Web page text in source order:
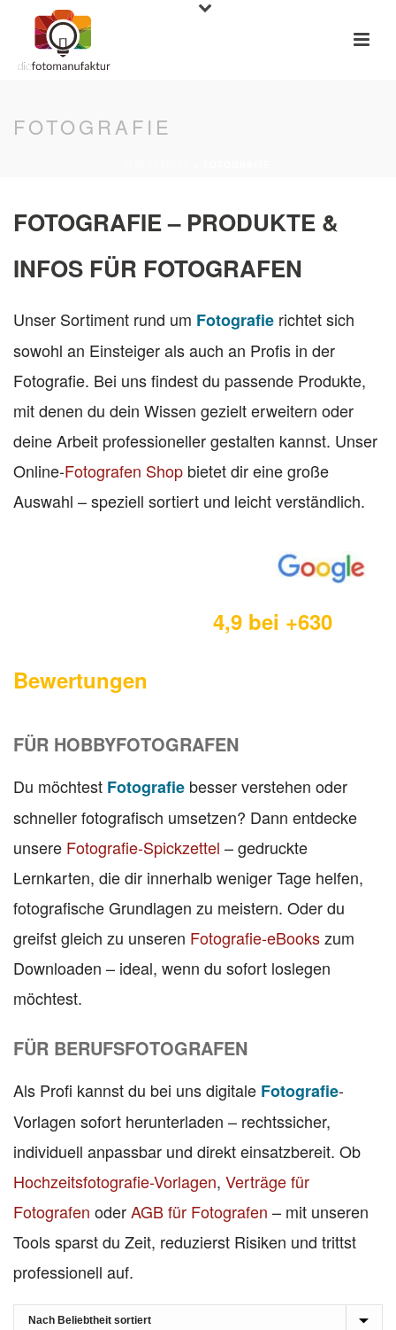
FOTOGRAFIE
FOTOGRAFIE – PRODUKTE &
INFOS FÜR FOTOGRAFEN
Unser Sortiment rund um Fotografie richtet sich
sowohl an Einsteiger als auch an Profis in der
Fotografie. Bei uns findest du passende Produkte,
mit denen du dein Wissen gezielt erweitern oder
deine Arbeit professioneller gestalten kannst. Unser
Online-Fotografen Shop bietet dir eine große
Auswahl – speziell sortiert und leicht verständlich.
4,9 bei +630
Bewertungen
FÜR HOBBYFOTOGRAFEN
Du möchtest Fotografie besser verstehen oder
schneller fotografisch umsetzen? Dann entdecke
unsere Fotografie-Spickzettel – gedruckte
Lernkarten, die dir innerhalb weniger Tage helfen,
fotografische Grundlagen zu meistern. Oder du
greifst gleich zu unseren Fotografie-eBookszum
Downloaden – ideal, wenn du sofort loslegen
möchtest.
FÜR BERUFSFOTOGRAFEN
Als Profi kannst du bei uns digitale Fotografie-
Vorlagen sofort herunterladen – rechtssicher,
individuell anpassbar und direkt einsatzbereit. Ob
Hochzeitsfotografie-Vorlagen, Verträge für
Fotografen oderAGB für Fotografen – mit unseren
Tools sparst du Zeit, reduzierst Risiken und trittst
professionell auf.